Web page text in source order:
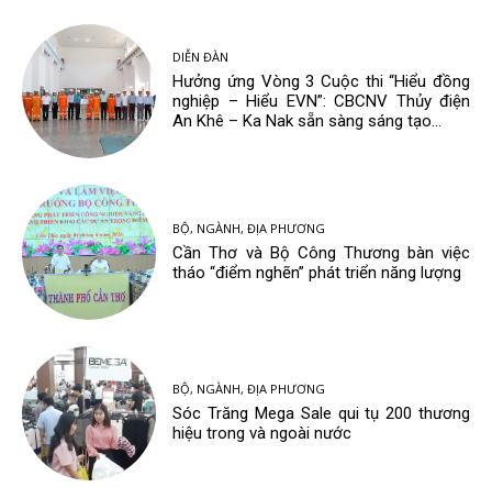
DIỄN ĐÀN
Hưởng ứng Vòng 3 Cuộc thi “Hiểu đồng
nghiệp – Hiểu EVN”: CBCNV Thủy điện
An Khê – Ka Nak sẵn sàng sáng tạo...
BỘ, NGÀNH, ĐỊA PHƯƠNG
Cần Thơ và Bộ Công Thương bàn việc
tháo “điểm nghẽn” phát triển năng lượng
BỘ, NGÀNH, ĐỊA PHƯƠNG
Sóc Trăng Mega Sale qui tụ 200 thương
hiệu trong và ngoài nước